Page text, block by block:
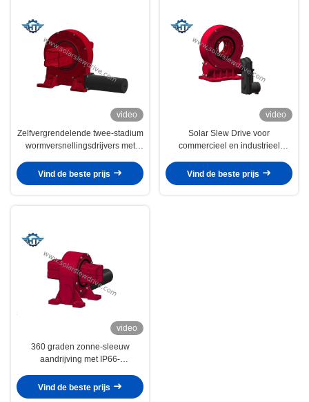
video
Zelfvergrendelende twee-stadium
wormversnellingsdrijvers met
versnellingsdrive
Vind de beste prijs
video
Solar Slew Drive voor
commercieel en industrieel
Vind de beste prijs
video
360 graden zonne-sleeuw
aandrijving met IP66-
opsporingsinstallaties
Vind de beste prijs